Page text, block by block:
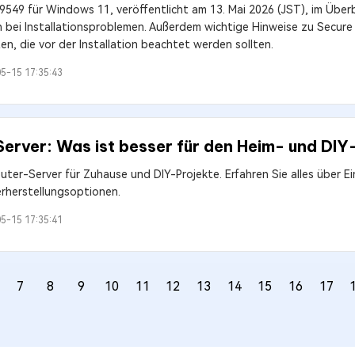
für Windows 11, veröffentlicht am 13. Mai 2026 (JST), im
bei Installationsproblemen. Außerdem wichtige Hinweise zu
die vor der Installation beachtet werden sollten.
15 17:35:43
Was ist besser für den Heim- und
Server für Zuhause und DIY-Projekte. Erfahren Sie alles über
15 17:35:41
7 8 9 10 11 12 13 14 15 16 17